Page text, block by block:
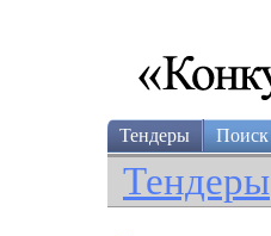
Тендеры Поиск
Тендеры